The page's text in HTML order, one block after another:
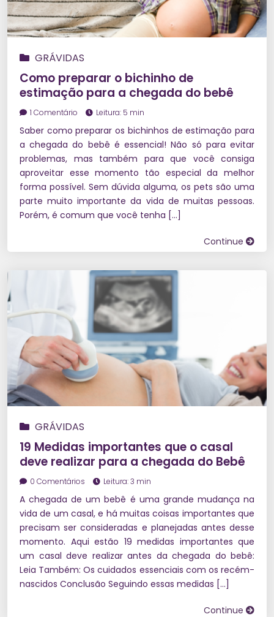
GRÁVIDAS
Como preparar o bichinho de
estimação para a chegada do bebê
1 Comentário Leitura: 5 min
Saber como preparar os bichinhos de estimação para
a chegada do bebê é essencial! Não só para evitar
problemas, mas também para que você consiga
aproveitar esse momento tão especial da melhor
forma possível. Sem dúvida alguma, os pets são uma
parte muito importante da vida de muitas pessoas.
Porém, é comum que você tenha […]
Continue
GRÁVIDAS
19 Medidas importantes que o casal
deve realizar para a chegada do Bebê
0 Comentários Leitura: 3 min
A chegada de um bebê é uma grande mudança na
vida de um casal, e há muitas coisas importantes que
precisam ser consideradas e planejadas antes desse
momento. Aqui estão 19 medidas importantes que
um casal deve realizar antes da chegada do bebê:
Leia Também: Os cuidados essenciais com os recém-
nascidos Conclusão Seguindo essas medidas […]
Continue